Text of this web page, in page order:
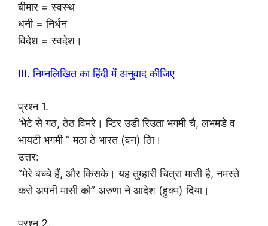
बीमार = स्वस्थ
धनी = निर्धन
विदेश = स्वदेश।
III. निम्नलिखित का हिंदी में अनुवाद कीजिए
प्रश्न 1.
‘भेटे से गठ, ठेठ विमरे। प्टिर उडी रिउता भगमी चै, लभमडे व
भायटी भगमी ” मठा ठे भारत (वन) ठिा।
उत्तर:
“मेरे बच्चे हैं, और किसके। यह तुम्हारी चित्रा मासी है, नमस्ते
करो अपनी मासी को” अरुणा ने आदेश (हुक्म) दिया।
प्रश्न 2.